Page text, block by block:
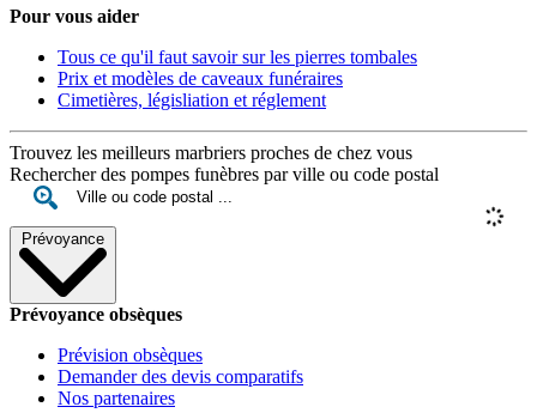
Pour vous aider
Tous ce qu'il faut savoir sur les pierres tombales
Prix et modèles de caveaux funéraires
Cimetières, législiation et réglement
Trouvez les meilleurs marbriers proches de chez vous
Rechercher des pompes funèbres par ville ou code postal
Prévoyance
Prévoyance obsèques
Prévision obsèques
Demander des devis comparatifs
Nos partenaires